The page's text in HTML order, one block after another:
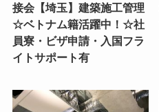
接会【埼玉】建築施工管理
☆ベトナム籍活躍中！☆社
員寮・ビザ申請・入国フラ
イトサポート有